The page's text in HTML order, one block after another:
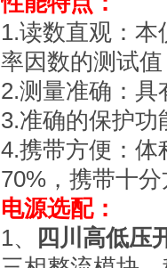
1.读数直观：
率因数的测试
2.测量准确：
3.准确的保护
4.携带方便：体
70%，携带十
电源选配：
1、
四川高低压